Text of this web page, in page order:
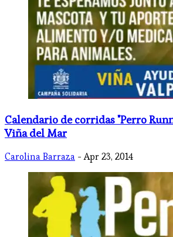
Calendario de corridas "Perro
Viña del Mar
Carolina Barraza - Apr 23, 2014